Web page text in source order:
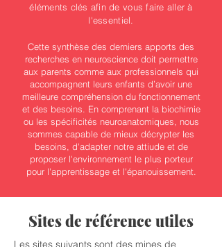
éléments clés afin de vous faire aller à
l'essentiel.
Cette synthèse des derniers apports des
recherches en neuroscience doit permettre
aux parents comme aux professionnels qui
accompagnent leurs enfants d’avoir une
meilleure compréhension du fonctionnement
et des besoins. En comprenant la biochimie
ou les spécificités neuroanatomiques, nous
sommes capable de mieux décrypter les
besoins, d'adapter notre attiude et de
proposer l'environnement le plus porteur
pour l'apprentissage et l'épanouissement.
Sites de référence utiles
Les sites suivants sont des mines de